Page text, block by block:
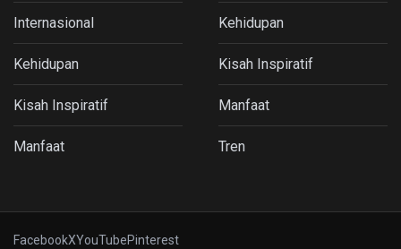
Internasional
Kehidupan
Kisah Inspiratif
Manfaat
Kehidupan
Kisah Inspiratif
Manfaat
Tren
FacebookXYouTubePinterest